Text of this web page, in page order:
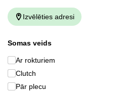
Izvēlēties adresi
Somas veids
Ar rokturiem
Clutch
Pār plecu